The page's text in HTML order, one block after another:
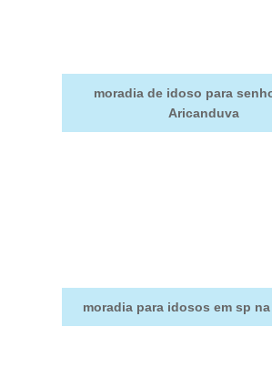
moradia de idoso para
Aricanduva
moradia para idosos em sp